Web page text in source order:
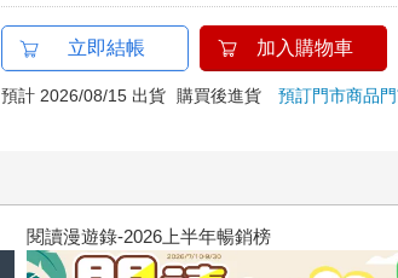
立即結帳 加入購物車
預計 2026/08/15 出貨 購買後進貨預訂門市商品
飛吧，鴻！：母親、我與中國（暢銷全